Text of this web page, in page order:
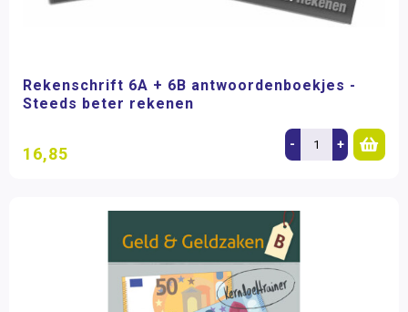
Rekenschrift 6A + 6B antwoordenboekjes -
Steeds beter rekenen
16,85 - +